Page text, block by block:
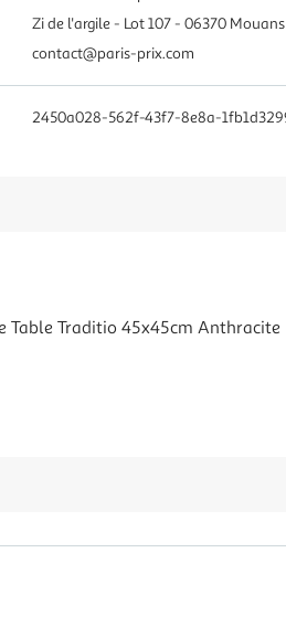
Zi de l'argile - Lot 107 - 06370
contact@paris-prix.com
2450a028-562f-43f7-8e8a-
Table Traditio 45x45cm Anthracite